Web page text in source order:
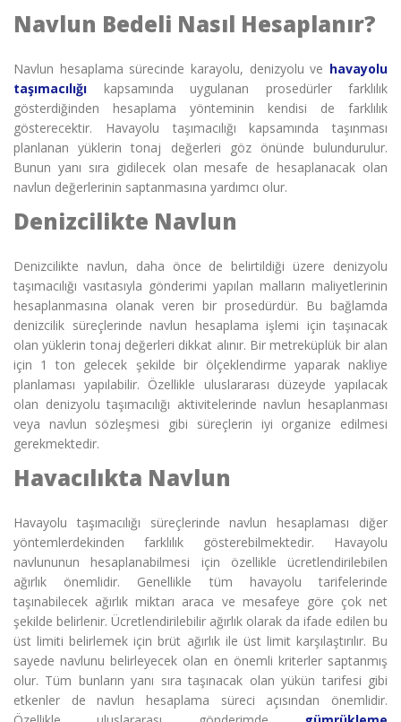
Navlun Bedeli Nasıl Hesaplanır?
Navlun hesaplama sürecinde karayolu, denizyolu ve havayolu
taşımacılığı kapsamında uygulanan prosedürler farklılık
gösterdiğinden hesaplama yönteminin kendisi de farklılık
gösterecektir. Havayolu taşımacılığı kapsamında taşınması
planlanan yüklerin tonaj değerleri göz önünde bulundurulur.
Bunun yanı sıra gidilecek olan mesafe de hesaplanacak olan
navlun değerlerinin saptanmasına yardımcı olur.
Denizcilikte Navlun
Denizcilikte navlun, daha önce de belirtildiği üzere denizyolu
taşımacılığı vasıtasıyla gönderimi yapılan malların maliyetlerinin
hesaplanmasına olanak veren bir prosedürdür. Bu bağlamda
denizcilik süreçlerinde navlun hesaplama işlemi için taşınacak
olan yüklerin tonaj değerleri dikkat alınır. Bir metreküplük bir alan
için 1 ton gelecek şekilde bir ölçeklendirme yaparak nakliye
planlaması yapılabilir. Özellikle uluslararası düzeyde yapılacak
olan denizyolu taşımacılığı aktivitelerinde navlun hesaplanması
veya navlun sözleşmesi gibi süreçlerin iyi organize edilmesi
gerekmektedir.
Havacılıkta Navlun
Havayolu taşımacılığı süreçlerinde navlun hesaplaması diğer
yöntemlerdekinden farklılık gösterebilmektedir. Havayolu
navlununun hesaplanabilmesi için özellikle ücretlendirilebilen
ağırlık önemlidir. Genellikle tüm havayolu tarifelerinde
taşınabilecek ağırlık miktarı araca ve mesafeye göre çok net
şekilde belirlenir. Ücretlendirilebilir ağırlık olarak da ifade edilen bu
üst limiti belirlemek için brüt ağırlık ile üst limit karşılaştırılır. Bu
sayede navlunu belirleyecek olan en önemli kriterler saptanmış
olur. Tüm bunların yanı sıra taşınacak olan yükün tarifesi gibi
etkenler de navlun hesaplama süreci açısından önemlidir.